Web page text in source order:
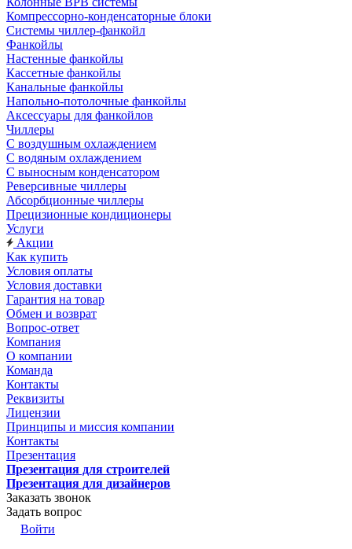
Компрессорно-конденсаторные блоки
Системы чиллер-фанкойл
Фанкойлы
Настенные фанкойлы
Кассетные фанкойлы
Канальные фанкойлы
Напольно-потолочные фанкойлы
Аксессуары для фанкойлов
Чиллеры
С воздушным охлаждением
С водяным охлаждением
С выносным конденсатором
Реверсивные чиллеры
Абсорбционные чиллеры
Прецизионные кондиционеры
Услуги
Акции
Как купить
Условия оплаты
Условия доставки
Гарантия на товар
Обмен и возврат
Вопрос-ответ
Компания
О компании
Команда
Контакты
Реквизиты
Лицензии
Принципы и миссия компании
Контакты
Презентация
Презентация для строителей
Презентация для дизайнеров
Заказать звонок
Задать вопрос
Войти